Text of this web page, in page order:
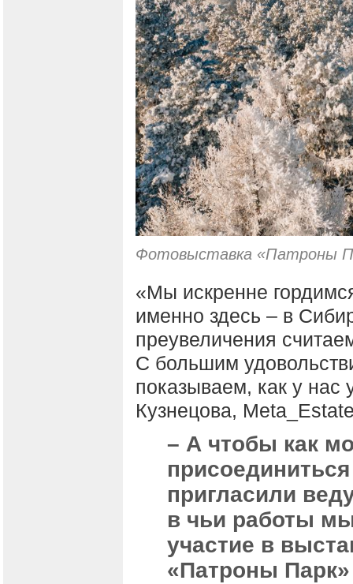
Фотовыставка «Патроны
«Мы искренне
именно здесь – в
преувеличения
С большим
показываем, как у нас
Кузнецова,
– А чтобы как
пригласили
в чьи работы
участие в
«Патроны